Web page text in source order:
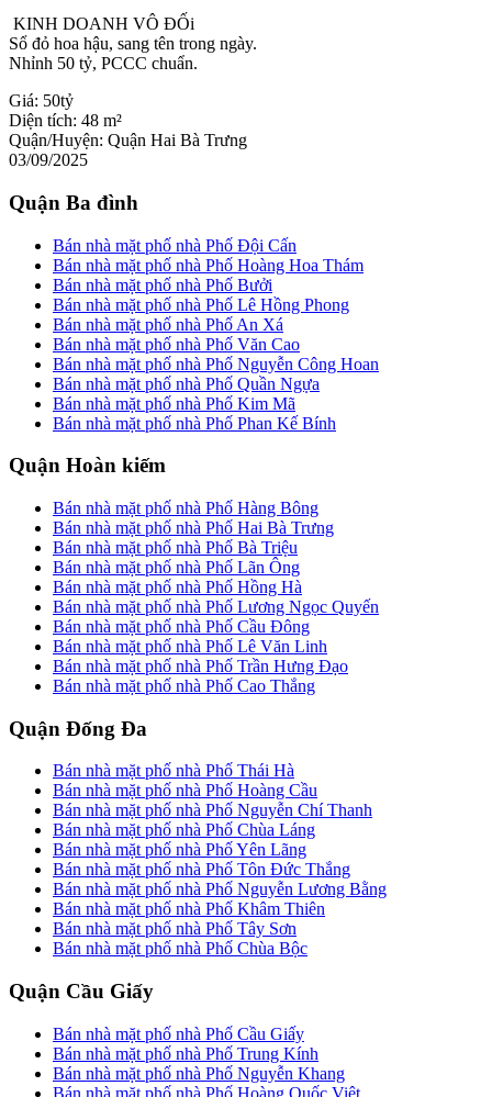
KINH DOANH VÔ ĐỐi
Sổ đỏ hoa hậu, sang tên trong ngày.
Nhỉnh 50 tỷ, PCCC chuẩn.
Giá: 50tỷ
Diện tích: 48 m²
Quận/Huyện: Quận Hai Bà Trưng
03/09/2025
Quận Ba đình
Bán nhà mặt phố nhà Phố Đội Cấn
Bán nhà mặt phố nhà Phố Hoàng Hoa Thám
Bán nhà mặt phố nhà Phố Bưởi
Bán nhà mặt phố nhà Phố Lê Hồng Phong
Bán nhà mặt phố nhà Phố An Xá
Bán nhà mặt phố nhà Phố Văn Cao
Bán nhà mặt phố nhà Phố Nguyễn Công Hoan
Bán nhà mặt phố nhà Phố Quần Ngựa
Bán nhà mặt phố nhà Phố Kim Mã
Bán nhà mặt phố nhà Phố Phan Kế Bính
Quận Hoàn kiếm
Bán nhà mặt phố nhà Phố Hàng Bông
Bán nhà mặt phố nhà Phố Hai Bà Trưng
Bán nhà mặt phố nhà Phố Bà Triệu
Bán nhà mặt phố nhà Phố Lãn Ông
Bán nhà mặt phố nhà Phố Hồng Hà
Bán nhà mặt phố nhà Phố Lương Ngọc Quyến
Bán nhà mặt phố nhà Phố Cầu Đông
Bán nhà mặt phố nhà Phố Lê Văn Linh
Bán nhà mặt phố nhà Phố Trần Hưng Đạo
Bán nhà mặt phố nhà Phố Cao Thắng
Quận Đống Đa
Bán nhà mặt phố nhà Phố Thái Hà
Bán nhà mặt phố nhà Phố Hoàng Cầu
Bán nhà mặt phố nhà Phố Nguyễn Chí Thanh
Bán nhà mặt phố nhà Phố Chùa Láng
Bán nhà mặt phố nhà Phố Yên Lãng
Bán nhà mặt phố nhà Phố Tôn Đức Thắng
Bán nhà mặt phố nhà Phố Nguyễn Lương Bằng
Bán nhà mặt phố nhà Phố Khâm Thiên
Bán nhà mặt phố nhà Phố Tây Sơn
Bán nhà mặt phố nhà Phố Chùa Bộc
Quận Cầu Giấy
Bán nhà mặt phố nhà Phố Cầu Giấy
Bán nhà mặt phố nhà Phố Trung Kính
Bán nhà mặt phố nhà Phố Nguyễn Khang
Bán nhà mặt phố nhà Phố Hoàng Quốc Việt